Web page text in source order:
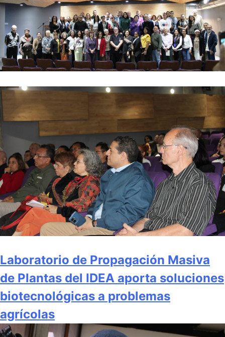
Laboratorio de Propagación Masiva
de Plantas del IDEA aporta soluciones
biotecnológicas a problemas
agrícolas